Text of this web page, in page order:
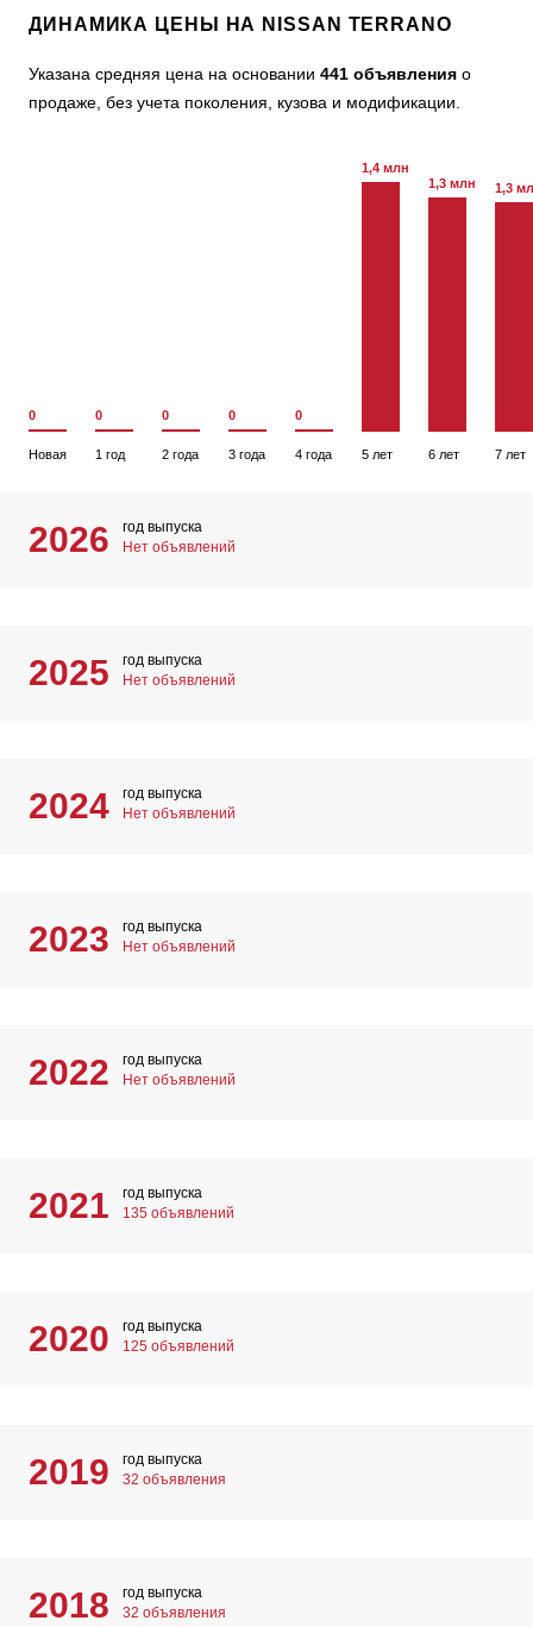
ДИНАМИКА ЦЕНЫ НА NISSAN TERRANO
Указана средняя цена на основании 441 объявления о
продаже, без учета поколения, кузова и модификации.
0
Новая
0
1 год
0
2 года
0
3 года
0
4 года
1,4 млн
5 лет
1,3 млн
6 лет
1,3
7 лет
2026
год выпуска
Нет объявлений
2025
год выпуска
Нет объявлений
2024
год выпуска
Нет объявлений
2023
год выпуска
Нет объявлений
2022
год выпуска
Нет объявлений
2021
год выпуска
135 объявлений
2020
год выпуска
125 объявлений
2019
год выпуска
32 объявления
2018
год выпуска
32 объявления